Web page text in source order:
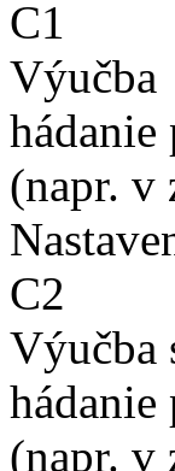
C1
Výučba
(napr. v
C2
Výučba
hádanie
(napr. v